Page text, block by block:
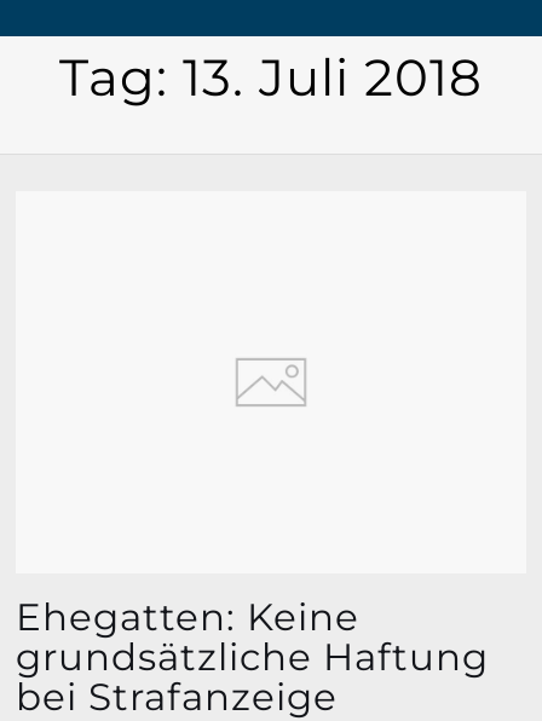
Tag: 13. Juli 2018
Ehegatten: Keine
grundsätzliche Haftung
bei Strafanzeige